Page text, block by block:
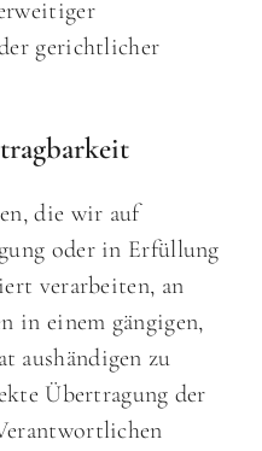
gerichtlicher
die wir auf
oder in Erfüllung
verarbeiten, an
in einem gängigen,
aushändigen zu
Übertragung der